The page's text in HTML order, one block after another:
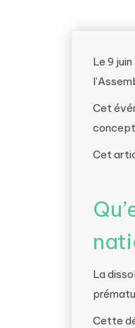
Le 9
Cet
concept
Cet
La
Cette